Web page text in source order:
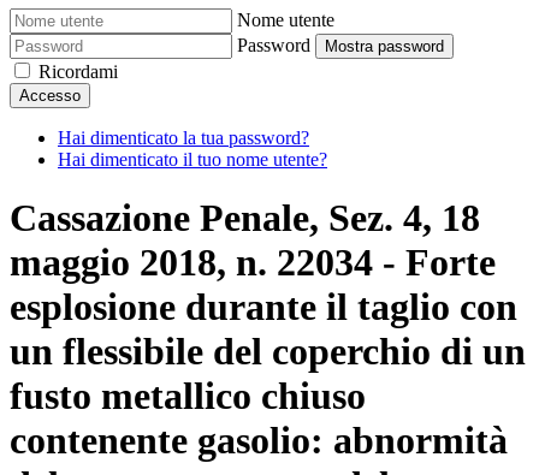
Nome utente
Password
Mostra password
Ricordami
Accesso
Hai dimenticato la tua password?
Hai dimenticato il tuo nome utente?
Cassazione Penale, Sez. 4, 18
maggio 2018, n. 22034 - Forte
esplosione durante il taglio con
un flessibile del coperchio di un
fusto metallico chiuso
contenente gasolio: abnormità